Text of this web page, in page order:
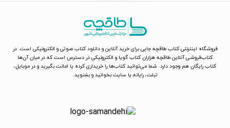
فروشگاه اینترنتی کتاب طاقچه جایی برای خرید آنلاین و دانلود کتاب صوتی و الکترونیکی است. در
کتاب‌فروشی آنلاین طاقچه هزاران کتاب گویا و الکترونیکی در دسترس است که در میان آن‌ها
کتاب رایگان هم وجود دارد. شما می‌توانید کتاب‌ها را خریداری کرده یا امانت بگیرید و در موبایل،
تبلت، رایانه یا سایت بخوانید و بشنوید.